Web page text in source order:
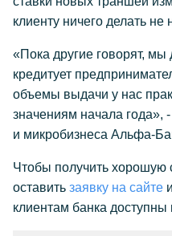
клиенту ничего делать не
«Пока другие говорят,
кредитует
объемы выдачи у нас
значениям начала года»,
и микробизнеса Альфа-
Чтобы получить хорошую
оставить заявку на сайте
клиентам банка